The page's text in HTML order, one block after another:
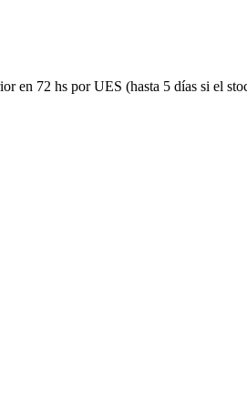
en 72 hs por UES (hasta 5 días si el